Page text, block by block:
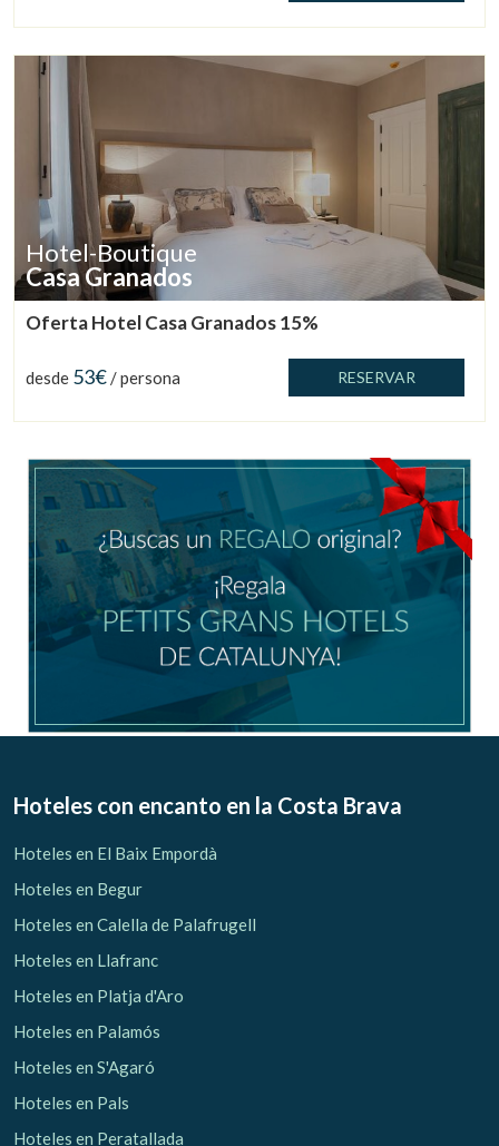
Hotel-Boutique
Casa Granados
Oferta Hotel Casa Granados 15%
desde 53€/ persona RESERVAR
Hoteles con encanto en la Costa Brava
Hoteles en El Baix Empordà
Hoteles en Begur
Hoteles en Calella de Palafrugell
Hoteles en Llafranc
Hoteles en Platja d'Aro
Hoteles en Palamós
Hoteles en S'Agaró
Hoteles en Pals
Hoteles en Peratallada